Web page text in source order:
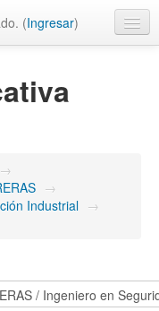
(Ingresar)
→
→
Industrial →